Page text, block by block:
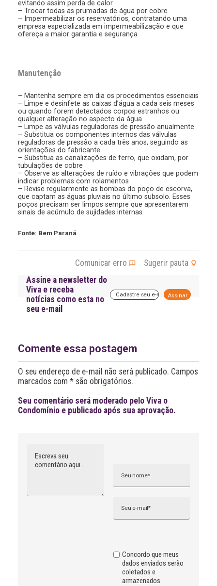
evitando assim perda de calor
– Trocar todas as prumadas de água por cobre
– Impermeabilizar os reservatórios, contratando uma
empresa especializada em impermeabilização e que
ofereça a maior garantia e segurança
Manutenção
– Mantenha sempre em dia os procedimentos essenciais
– Limpe e desinfete as caixas d’água a cada seis meses
ou quando forem detectados corpos estranhos ou
qualquer alteração no aspecto da água
– Limpe as válvulas reguladoras de pressão anualmente
– Substitua os componentes internos das válvulas
reguladoras de pressão a cada três anos, seguindo as
orientações do fabricante
– Substitua as canalizações de ferro, que oxidam, por
tubulações de cobre
– Observe as alterações de ruído e vibrações que podem
indicar problemas com rolamentos
– Revise regularmente as bombas do poço de escorva,
que captam as águas pluviais no último subsolo. Esses
poços precisam ser limpos sempre que apresentarem
sinais de acúmulo de sujidades internas.
Fonte: Bem Paraná
Comunicar erro
Sugerir pauta
Assine a newsletter do
Viva e receba
notícias como esta no
seu e-mail
i
v
Comente essa postagem
O seu endereço de e-mail não será publicado. Campos
marcados com * são obrigatórios.
Seu comentário será moderado pelo Viva o
Condomínio e publicado após sua aprovação.
Concordo que meus
dados enviados serão
coletados e
armazenados.
n